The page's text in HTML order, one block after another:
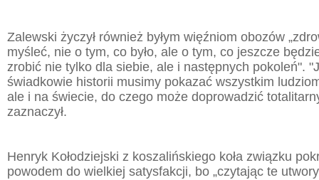
Zalewski życzył również byłym więźniom obozów
myśleć, nie o tym, co było, ale o tym, co jeszcze
zrobić nie tylko dla siebie, ale i następnych pokoleń".
świadkowie historii musimy pokazać wszystkim
ale i na świecie, do czego może doprowadzić
zaznaczył.
Henryk Kołodziejski z koszalińskiego koła związku
powodem do wielkiej satysfakcji, bo „czytając te